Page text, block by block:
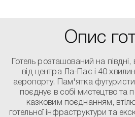
Опис
Готель розташований на
від центра Ла-Пас і 40
аеропорту. Пам'ятка
поєднує в собі мистецтво та
казковим поєднанням,
готельної інфраструктури та